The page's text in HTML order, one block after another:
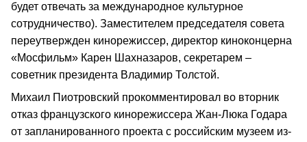
будет отвечать за международное культурное
сотрудничество). Заместителем председателя совета
переутвержден кинорежиссер, директор киноконцерна
«Мосфильм» Карен Шахназаров, секретарем –
советник президента Владимир Толстой.
Михаил Пиотровский прокомментировал во вторник
отказ французского кинорежиссера Жан-Люка Годара
от запланированного проекта с российским музеем из-